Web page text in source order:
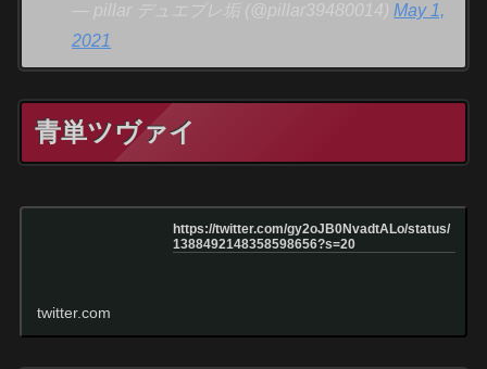
— pillar デュエプレ垢 (@pillar39480014)May 1,
2021
青単ツヴァイ
https://twitter.com/gy2oJB0NvadtALo/status/
1388492148358598656?s=20
twitter.com